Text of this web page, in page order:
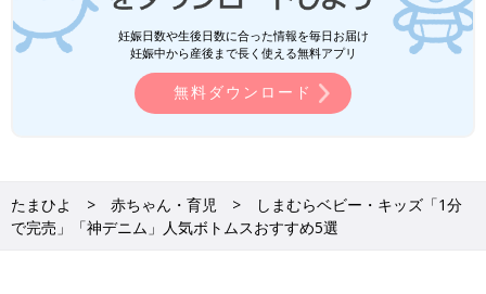
妊娠日数や生後日数に合った情報を毎日お届け
妊娠中から産後まで長く使える無料アプリ
無料ダウンロード
たまひよ 赤ちゃん・育児
しまむらベビー・キッズ「1分
で完売」「神デニム」人気ボトムスおすすめ5選